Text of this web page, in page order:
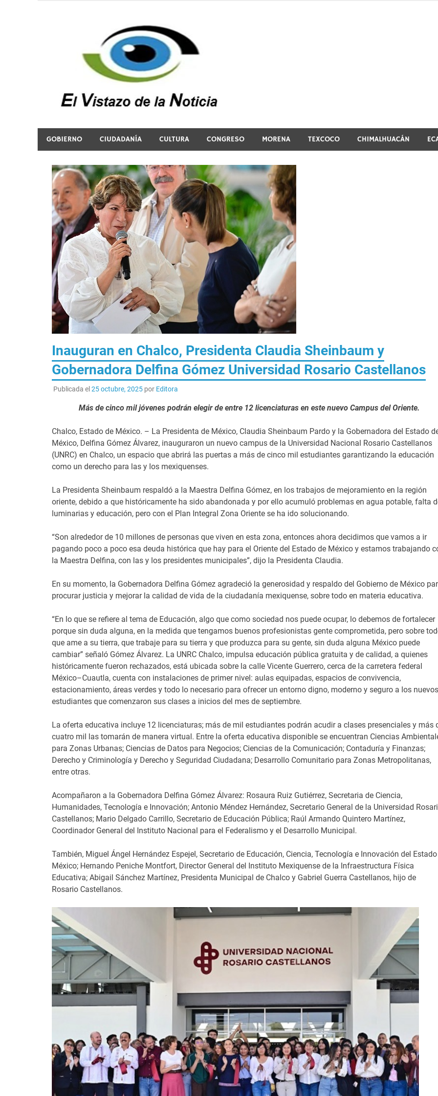
GOBIERNO CIUDADANÍA CULTURA CONGRESO MORENA TEXCOCO CHIMALHUACÁN
Inauguran en Chalco, Presidenta Claudia Sheinbaum y
Gobernadora Delfina Gómez Universidad Rosario Castellanos
Publicada el25 octubre, 2025por Editora
Más de cinco mil jóvenes podrán elegir de entre 12 licenciaturas en este nuevo Campus del Oriente.
Chalco, Estado de México. – La Presidenta de México, Claudia Sheinbaum Pardo y la Gobernadora del Estado
México, Delfina Gómez Álvarez, inauguraron un nuevo campus de la Universidad Nacional Rosario Castellanos
(UNRC) en Chalco, un espacio que abrirá las puertas a más de cinco mil estudiantes garantizando la educación
como un derecho para las y los mexiquenses.
La Presidenta Sheinbaum respaldó a la Maestra Delfina Gómez, en los trabajos de mejoramiento en la región
oriente, debido a que históricamente ha sido abandonada y por ello acumuló problemas en agua potable, falta
luminarias y educación, pero con el Plan Integral Zona Oriente se ha ido solucionando.
“Son alrededor de 10 millones de personas que viven en esta zona, entonces ahora decidimos que vamos a ir
pagando poco a poco esa deuda histórica que hay para el Oriente del Estado de México y estamos trabajando
la Maestra Delfina, con las y los presidentes municipales”, dijo la Presidenta Claudia.
En su momento, la Gobernadora Delfina Gómez agradeció la generosidad y respaldo del Gobierno de México
procurar justicia y mejorar la calidad de vida de la ciudadanía mexiquense, sobre todo en materia educativa.
“En lo que se refiere al tema de Educación, algo que como sociedad nos puede ocupar, lo debemos de fortalecer
porque sin duda alguna, en la medida que tengamos buenos profesionistas gente comprometida, pero sobre
que ame a su tierra, que trabaje para su tierra y que produzca para su gente, sin duda alguna México puede
cambiar” señaló Gómez Álvarez. La UNRC Chalco, impulsa educación pública gratuita y de calidad, a quienes
históricamente fueron rechazados, está ubicada sobre la calle Vicente Guerrero, cerca de la carretera federal
México–Cuautla, cuenta con instalaciones de primer nivel: aulas equipadas, espacios de convivencia,
estacionamiento, áreas verdes y todo lo necesario para ofrecer un entorno digno, moderno y seguro a los nuevos
estudiantes que comenzaron sus clases a inicios del mes de septiembre.
La oferta educativa incluye 12 licenciaturas; más de mil estudiantes podrán acudir a clases presenciales y más
cuatro mil las tomarán de manera virtual. Entre la oferta educativa disponible se encuentran Ciencias
para Zonas Urbanas; Ciencias de Datos para Negocios; Ciencias de la Comunicación; Contaduría y Finanzas;
Derecho y Criminología y Derecho y Seguridad Ciudadana; Desarrollo Comunitario para Zonas Metropolitanas,
entre otras.
Acompañaron a la Gobernadora Delfina Gómez Álvarez: Rosaura Ruiz Gutiérrez, Secretaria de Ciencia,
Humanidades, Tecnología e Innovación; Antonio Méndez Hernández, Secretario General de la Universidad
Castellanos; Mario Delgado Carrillo, Secretario de Educación Pública; Raúl Armando Quintero Martínez,
Coordinador General del Instituto Nacional para el Federalismo y el Desarrollo Municipal.
También, Miguel Ángel Hernández Espejel, Secretario de Educación, Ciencia, Tecnología e Innovación del
México; Hernando Peniche Montfort, Director General del Instituto Mexiquense de la Infraestructura Física
Educativa; Abigail Sánchez Martínez, Presidenta Municipal de Chalco y Gabriel Guerra Castellanos, hijo de
Rosario Castellanos.